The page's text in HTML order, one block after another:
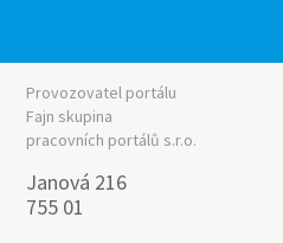
Provozovatel portálu
Fajn skupina
pracovních portálů s.r.o.
Janová 216
755 01